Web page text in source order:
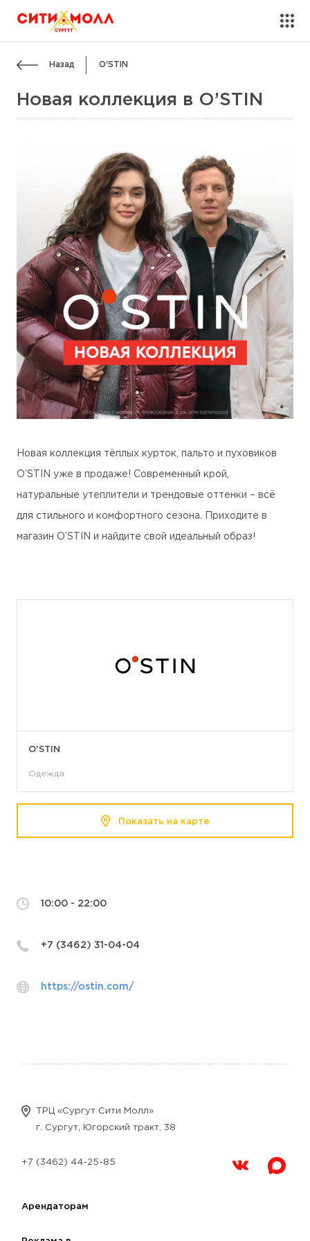
Назад O'STIN
Новая коллекция в O’STIN
O'STIN
Одежда
Показать на карте
Новая коллекция тёплых курток, пальто и пуховиков
O’STIN уже в продаже! Современный крой,
натуральные утеплители и трендовые оттенки – всё
для стильного и комфортного сезона. Приходите в
магазин O’STIN и найдите свой идеальный образ!
10:00 - 22:00
+7 (3462) 31-04-04
https://ostin.com/
ТРЦ «Сургут Сити Молл»
г. Сургут, Югорский тракт, 38
+7 (3462) 44-25-85
Арендаторам